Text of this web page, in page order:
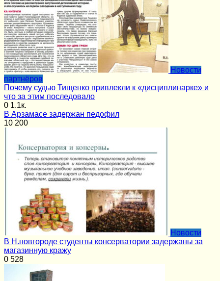
Новости
партнёров
Почему судью Тищенко привлекли к «дисциплинарке» и
что за этим последовало
0 1.1к.
В Арзамасе задержан педофил
10 200
Новости
В Н.новгороде студенты консерватории задержаны за
магазинную кражу
0 528